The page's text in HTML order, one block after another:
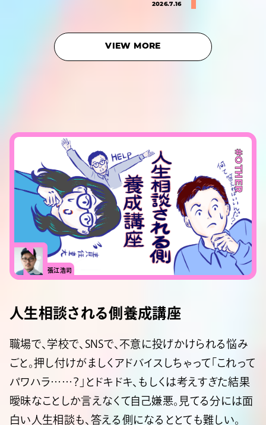
2026.7.16
VIEW MORE
#OTHER
張江浩司
人生相談される側養成講座
職場で、学校で、SNSで、不意に投げかけられる悩み
ごと。押し付けがましくアドバイスしちゃって「これって
パワハラ……？」とドキドキ、もしくは考えすぎた結果
曖昧なことしか言えなくて自己嫌悪。見てる分には面
白い人生相談も、答える側になるととても難しい。